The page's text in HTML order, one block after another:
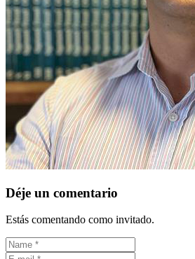
Déje un comentario
Estás comentando como invitado.